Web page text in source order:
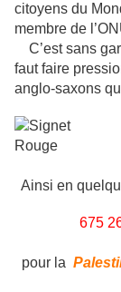
citoyens du
membre de
C’est sans
faut faire
anglo-saxons
Ainsi en
675
pour la